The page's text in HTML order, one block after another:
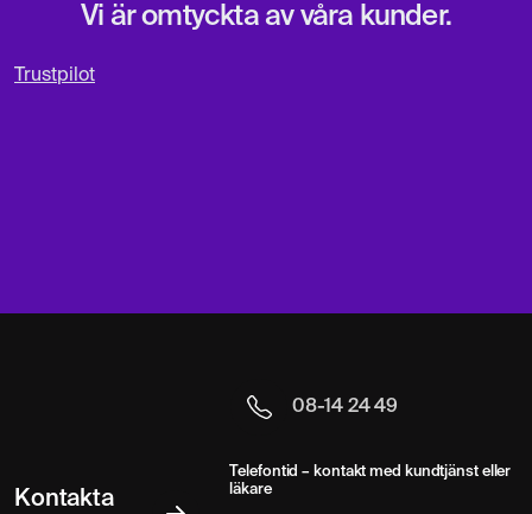
Vi är omtyckta av våra kunder.
Trustpilot
Kontakta
08-14 24 49
Telefontid – kontakt med kundtjänst eller
läkare